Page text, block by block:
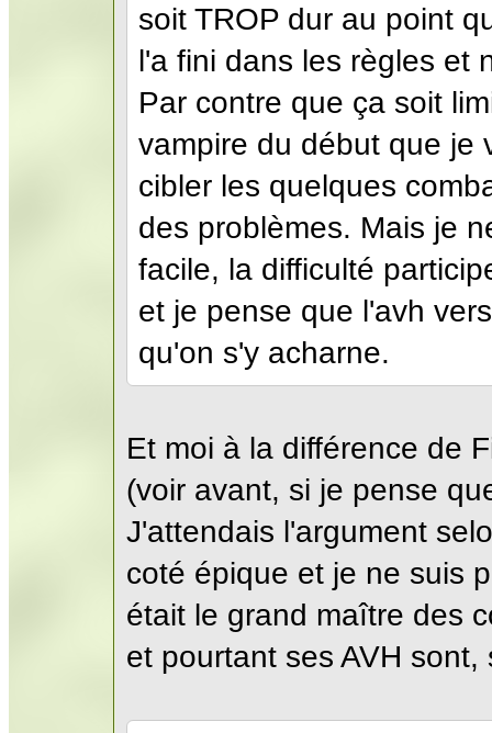
soit TROP dur au point
l'a fini dans les règles et
Par contre que ça soit
vampire du début que je
cibler les quelques
des problèmes. Mais je
facile, la difficulté
et je pense que l'avh
qu'on s'y acharne.
Et moi à la différence de
(voir avant, si je pense
J'attendais l'argument
coté épique et je ne suis
était le grand maître des
et pourtant ses AVH